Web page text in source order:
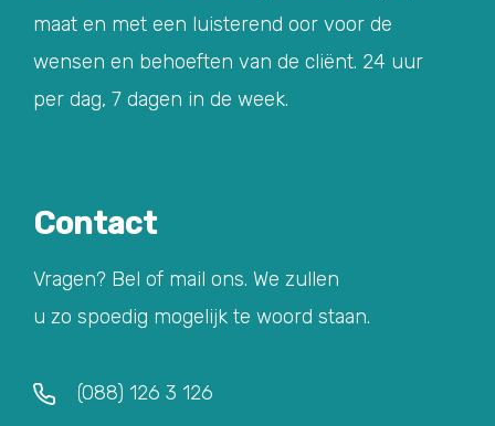
maat en met een luisterend oor voor de
wensen en behoeften van de cliënt. 24 uur
per dag, 7 dagen in de week.
Contact
Vragen? Bel of mail ons. We zullen
u zo spoedig mogelijk te woord staan.
(088) 126 3 126